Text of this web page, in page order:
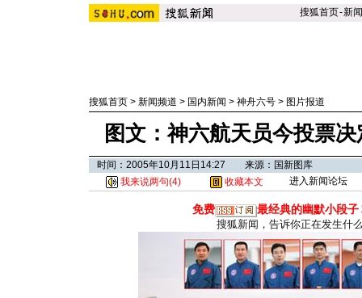
搜狐首页-新闻
搜狐首页 > 新闻频道 > 国内新闻 > 神舟六号 > 图片报道
图文：神六航天员今投票
时间：2005年10月11日14:27 来源：国新图库
我来说两句(4) 收藏本文 进入新闻论坛
免费 最经典的幽默小段子
搜狐新闻，告诉你正在发生什